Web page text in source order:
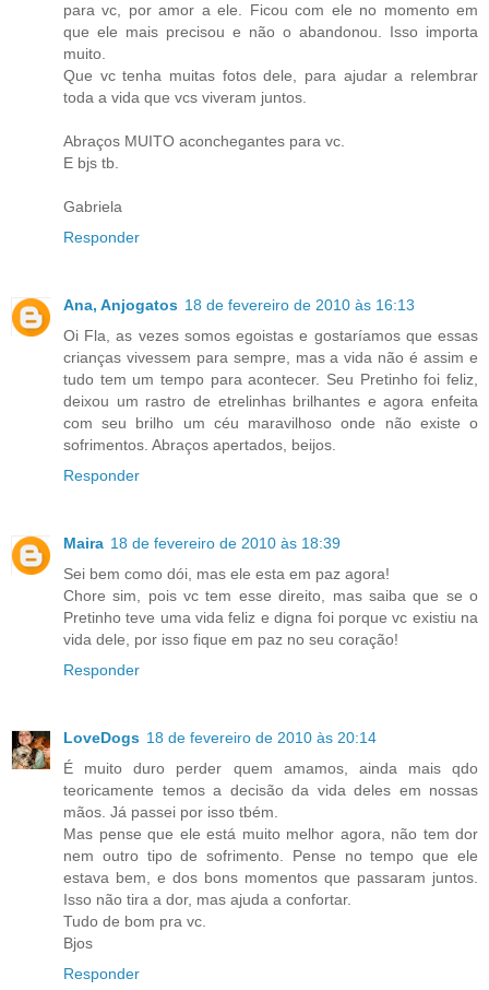
para vc, por amor a ele. Ficou com ele no momento em
que ele mais precisou e não o abandonou. Isso importa
muito.
Que vc tenha muitas fotos dele, para ajudar a relembrar
toda a vida que vcs viveram juntos.
Abraços MUITO aconchegantes para vc.
E bjs tb.
Gabriela
Responder
Ana, Anjogatos 18 de fevereiro de 2010 às 16:13
Oi Fla, as vezes somos egoistas e gostaríamos que essas
crianças vivessem para sempre, mas a vida não é assim e
tudo tem um tempo para acontecer. Seu Pretinho foi feliz,
deixou um rastro de etrelinhas brilhantes e agora enfeita
com seu brilho um céu maravilhoso onde não existe o
sofrimentos. Abraços apertados, beijos.
Responder
Maira 18 de fevereiro de 2010 às 18:39
Sei bem como dói, mas ele esta em paz agora!
Chore sim, pois vc tem esse direito, mas saiba que se o
Pretinho teve uma vida feliz e digna foi porque vc existiu na
vida dele, por isso fique em paz no seu coração!
Responder
LoveDogs 18 de fevereiro de 2010 às 20:14
É muito duro perder quem amamos, ainda mais qdo
teoricamente temos a decisão da vida deles em nossas
mãos. Já passei por isso tbém.
Mas pense que ele está muito melhor agora, não tem dor
nem outro tipo de sofrimento. Pense no tempo que ele
estava bem, e dos bons momentos que passaram juntos.
Isso não tira a dor, mas ajuda a confortar.
Tudo de bom pra vc.
Bjos
Responder